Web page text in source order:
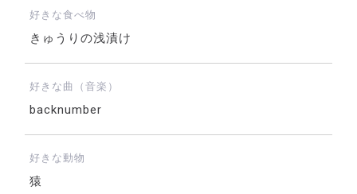
好きな食べ物
きゅうりの浅漬け
好きな曲（音楽）
backnumber
好きな動物
猿